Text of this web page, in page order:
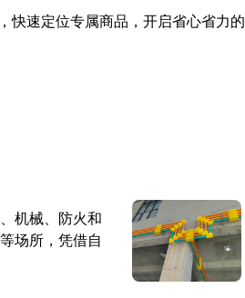
快速定位专属商品，开启省心省力的
机械、防火和
场所，凭借自